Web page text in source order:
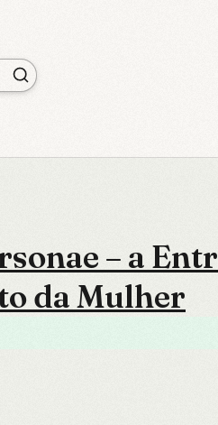
– a
da Mulher